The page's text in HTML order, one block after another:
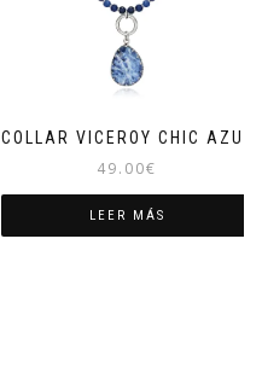
COLLAR VICEROY CHIC AZUL
49.00€
LEER MÁS